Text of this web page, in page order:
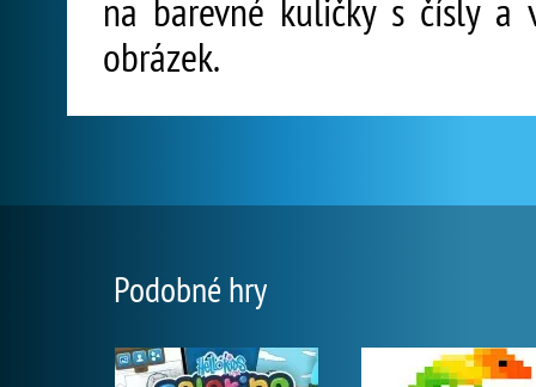
na barevné kuličky s čísly a
obrázek.
Podobné hry